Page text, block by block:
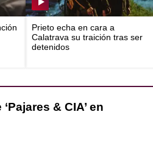
Prieto echa en cara a
Calatrava su traición tras ser
detenidos
& CIA’ en